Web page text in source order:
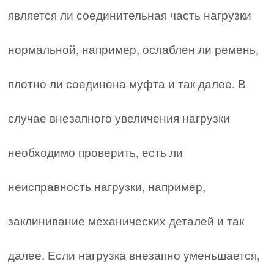
является ли соединительная часть нагрузки
нормальной, например, ослаблен ли ремень,
плотно ли соединена муфта и так далее. В
случае внезапного увеличения нагрузки
необходимо проверить, есть ли
неисправность нагрузки, например,
заклинивание механических деталей и так
далее. Если нагрузка внезапно уменьшается,